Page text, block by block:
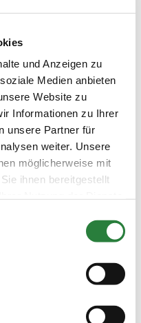
und Anzeigen zu
Medien anbieten
Website zu
Informationen zu Ihrer
unsere Partner für
weiter. Unsere
möglicherweise mit
ihnen bereitgestellt
20x50m, Springen
; Allwetter Sandplätze
Weidweg 10, 68623